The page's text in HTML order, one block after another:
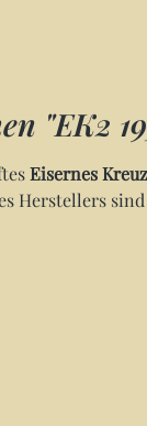
"EK2
Eisernes
Herstellers